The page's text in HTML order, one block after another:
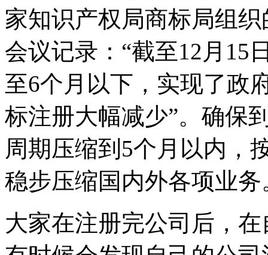
家知识产权局商标局组
会议记录：“截至12月15
至6个月以下，实现了政
标注册大幅减少”。确保
周期压缩到5个月以内，
稳步压缩国内外各项业务
大家在注册完公司后，